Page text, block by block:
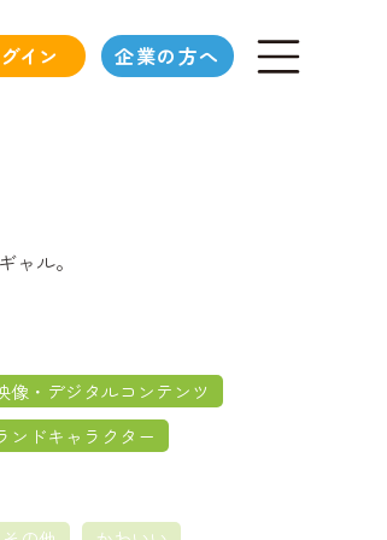
イン 企業の方へ
ャル。
像・デジタルコンテンツ
ンドキャラクター